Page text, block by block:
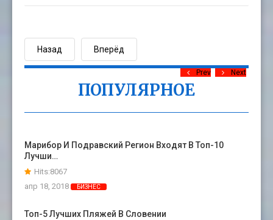
Назад Вперёд
ПОПУЛЯРНОЕ
Prev Next
Марибор И Подравский Регион Входят В Топ-10
Лучши…
Hits:8067
апр 18, 2018
БИЗНЕС
Топ-5 Лучших Пляжей В Словении